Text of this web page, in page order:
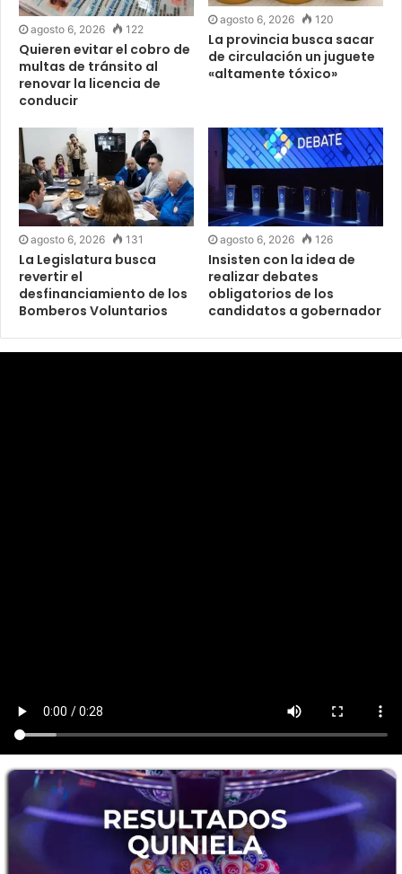
agosto 6, 2026 122
Quieren evitar el cobro de
multas de tránsito al
renovar la licencia de
conducir
agosto 6, 2026 120
La provincia busca sacar
de circulación un juguete
«altamente tóxico»
agosto 6, 2026 131
La Legislatura busca
revertir el
desfinanciamiento de los
Bomberos Voluntarios
agosto 6, 2026 126
Insisten con la idea de
realizar debates
obligatorios de los
candidatos a gobernador